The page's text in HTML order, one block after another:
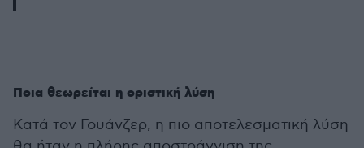
Ποια θεωρείται η οριστική λύση
Κατά τον Γουάνζερ, η πιο αποτελεσματική λύση